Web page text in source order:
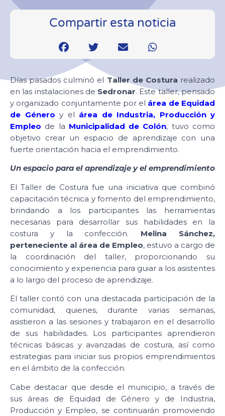
Compartir esta noticia
Días pasados culminó el Taller de Costura realizado
en las instalaciones de Sedronar. Este taller, pensado
y organizado conjuntamente por el área de Equidad
de Género y el área de Industria, Producción y
Empleo de la Municipalidad de Colón, tuvo como
objetivo crear un espacio de aprendizaje con una
fuerte orientación hacia el emprendimiento.
Un espacio para el aprendizaje y el emprendimiento
El Taller de Costura fue una iniciativa que combinó
capacitación técnica y fomento del emprendimiento,
brindando a los participantes las herramientas
necesarias para desarrollar sus habilidades en la
costura y la confección. Melina Sánchez,
perteneciente al área de Empleo, estuvo a cargo de
la coordinación del taller, proporcionando su
conocimiento y experiencia para guiar a los asistentes
a lo largo del proceso de aprendizaje.
El taller contó con una destacada participación de la
comunidad, quienes, durante varias semanas,
asistieron a las sesiones y trabajaron en el desarrollo
de sus habilidades. Los participantes aprendieron
técnicas básicas y avanzadas de costura, así como
estrategias para iniciar sus propios emprendimientos
en el ámbito de la confección.
Cabe destacar que desde el municipio, a través de
sus áreas de Equidad de Género y de Industria,
Producción y Empleo, se continuarán promoviendo